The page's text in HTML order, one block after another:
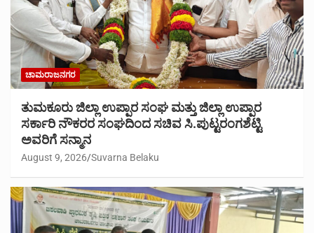
ಚಾಮರಾಜನಗರ
ತುಮಕೂರು ಜಿಲ್ಲಾ ಉಪ್ಪಾರ ಸಂಘ ಮತ್ತು ಜಿಲ್ಲಾ ಉಪ್ಪಾರ
ಸರ್ಕಾರಿ ನೌಕರರ ಸಂಘದಿಂದ ಸಚಿವ ಸಿ.ಪುಟ್ಟರಂಗಶೆಟ್ಟಿ
ಅವರಿಗೆ ಸನ್ಮಾನ
August 9, 2026 Suvarna Belaku